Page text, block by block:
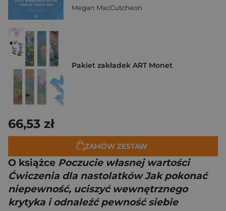
Megan MacCutcheon
Pakiet zakładek ART Monet
66,53 zł
ZAMÓW ZESTAW
O książce Poczucie własnej wartości
Ćwiczenia dla nastolatków Jak pokonać
niepewność, uciszyć wewnętrznego
krytyka i odnaleźć pewność siebie